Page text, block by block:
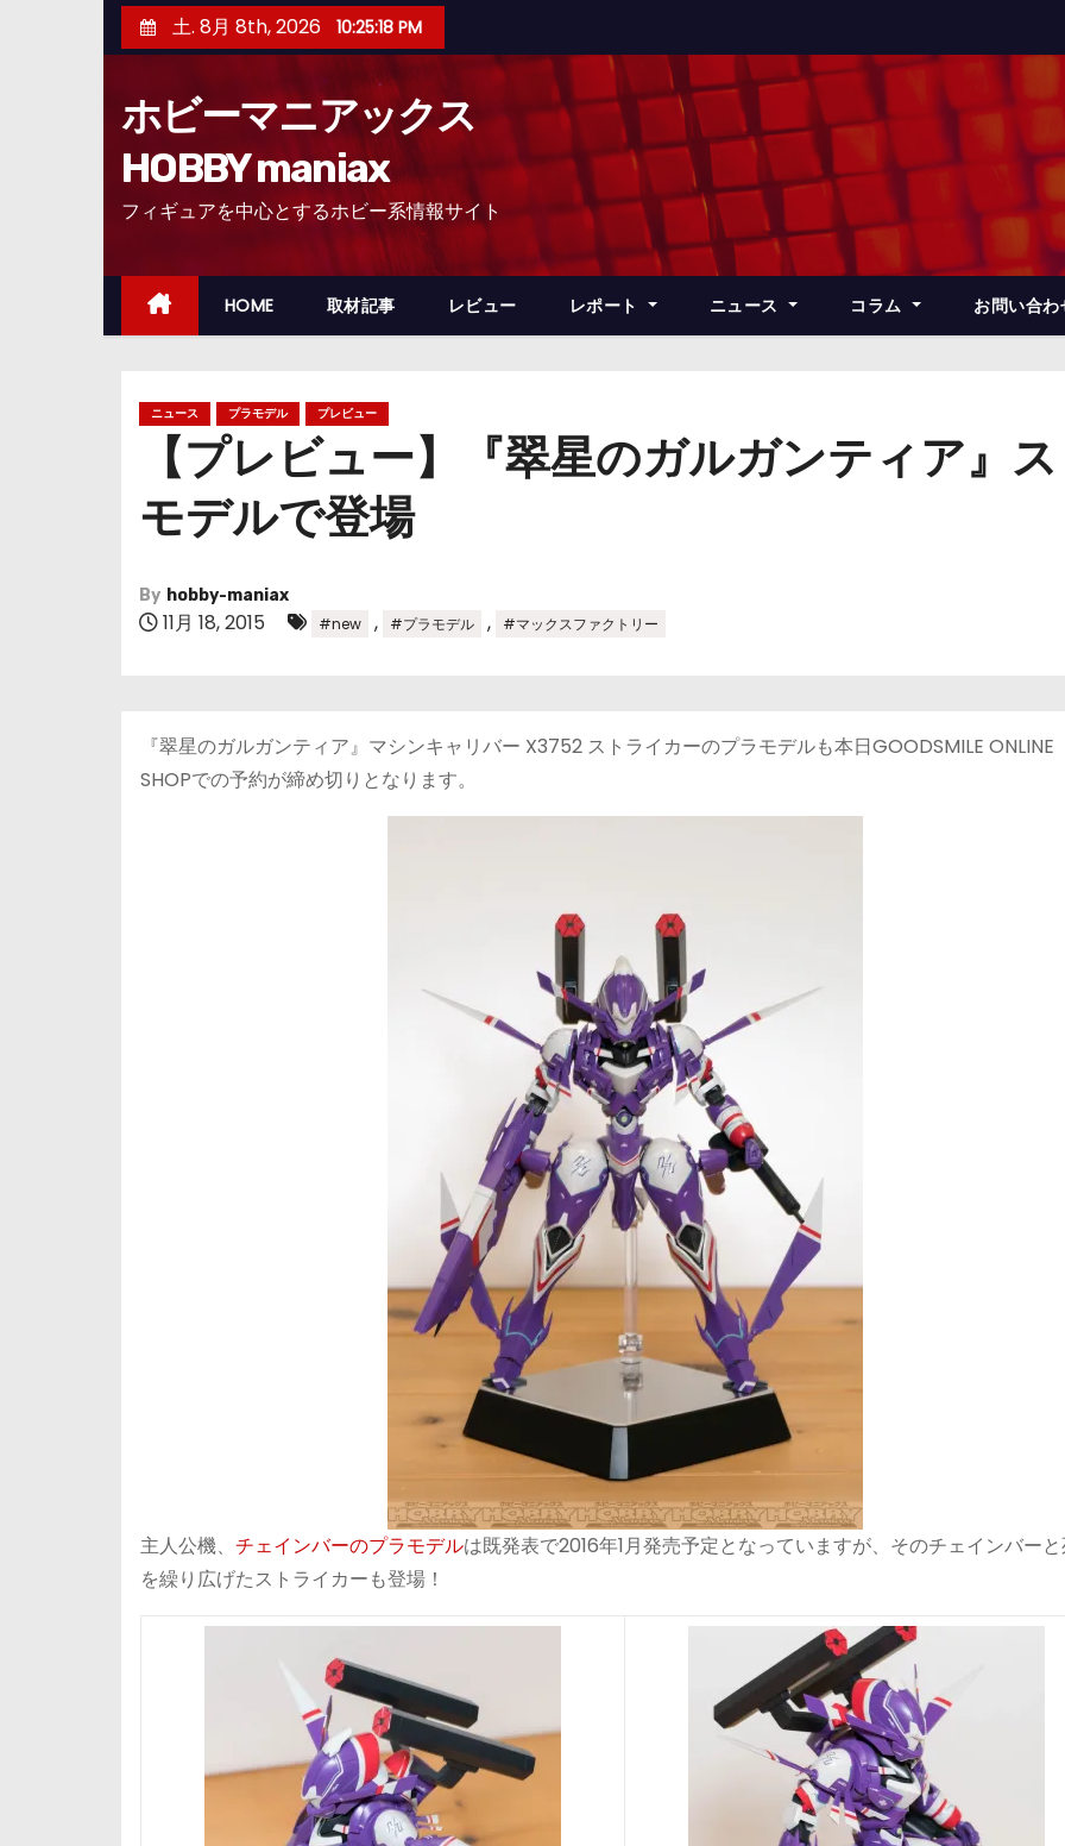
ン
ッ
土. 8月 8th, 2026 10:25:20 PM
ホビーマニアックス
HOBBY maniax
フィギュアを中心とするホビー系情報サイト
HOME 取材記事 レビュー レポート ニュース コラム お問い合わ
ニュース プラモデル プレビュー
【プレビュー】『翠星のガルガンティア』
モデルで登場
By hobby-maniax
11月 18, 2015 #new , #プラモデル , #マックスファクトリー
『翠星のガルガンティア』マシンキャリバー X3752 ストライカーのプラモデルも本日GOODSMILE ONLINE
SHOPでの予約が締め切りとなります。
主人公機、 チェインバーのプラモデルは既発表で2016年1月発売予定となっていますが、そのチェインバー
を繰り広げたストライカーも登場！